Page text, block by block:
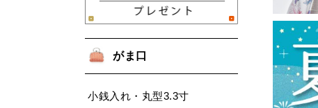
お土産
がま口
小銭入れ・丸型3.3寸